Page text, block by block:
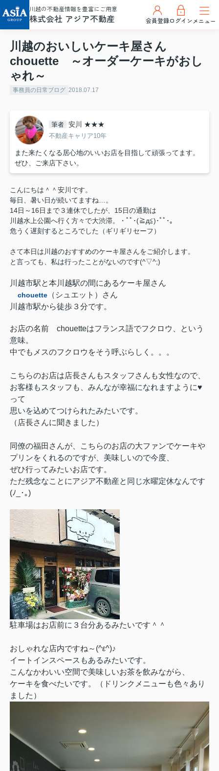
川越の不動産情報を豊富にご用意
株式会社 アジア不動産 会員登録ログインメニュー
川越のおいしいケーキ屋さん
chouette ～オーダーケーキがおし
ゃれ～
事務員の日常ブログ 2018.07.17
筆者 安川 ★★★
不動産キャリア10年
また来たくなる居心地のいいお店を目指して頑張ってます。
ぜひ、ご来店下さい。
こんにちは＾＾安川です。
毎日、暑い日が続いてますね…。
14日～16日まで３連休でしたが、15日の通勤は
川越水上公園へ行く方々で大渋滞。・ﾟﾟ･(≧д≦)･ﾟﾟ･｡
危うく遅刻するところでした（ギリギリセーフ）
さて本日は川越のおすすめのケーキ屋さんをご紹介します。
と言っても、私は行ったことがないのです(^▽^;)
川越市駅と本川越駅の間にあるケーキ屋さん
chouette （シュエット）さん
川越市駅から徒歩３分です。
お店の名前 chouetteはフランス語でフクロウ、という
意味。
中でもメスのフクロウをそう呼ぶらしく。。。
こちらのお店は店長さんもスタッフさんも女性なので、
お客様もスタッフも、みんなが幸福になれますように♥
って
思いを込めてつけられたみたいです。
（店長さんに聞きました）
同僚の福田さんが、こちらのお店の大ファンでケーキや
プリンを くれるのですが、美味しいので今度、
ぜひ行ってみたいお店です。
ただ残念なことにアジア不動産と同じ水曜定休なんです
(ﾉ_･｡)
駐車場はお店前に３台分あるみたいです＾＾
おしゃれな店内ですね～(^ε^)♪
イートインスペースもあるみたいです。
こんなかわいい空間で美味しいお茶を飲みながら、
ケーキを食べたいです。（ドリンクメニューも色々あり
ました）